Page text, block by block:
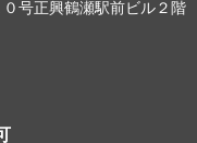
号正興鶴瀬駅前ビル２階